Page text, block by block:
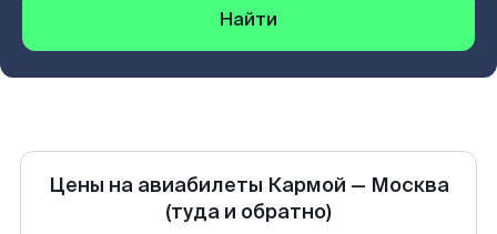
Найти
Цены на авиабилеты Кармой — Москва
(туда и обратно)